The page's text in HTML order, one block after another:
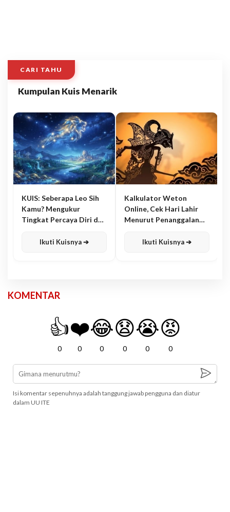
CARI TAHU
Kumpulan Kuis Menarik
KUIS: Seberapa Leo Sih
Kamu? Mengukur
Tingkat Percaya Diri dan
Ikuti Kuisnya ➔
Kalkulator Weton
Online, Cek Hari Lahir
Menurut Penanggalan
Ikuti Kuisnya ➔
KOMENTAR
👍
0
❤️
0
😂
0
😧
0
😭
0
😡
0
Isi komentar sepenuhnya adalah tanggung jawab pengguna dan diatur
dalam UU ITE